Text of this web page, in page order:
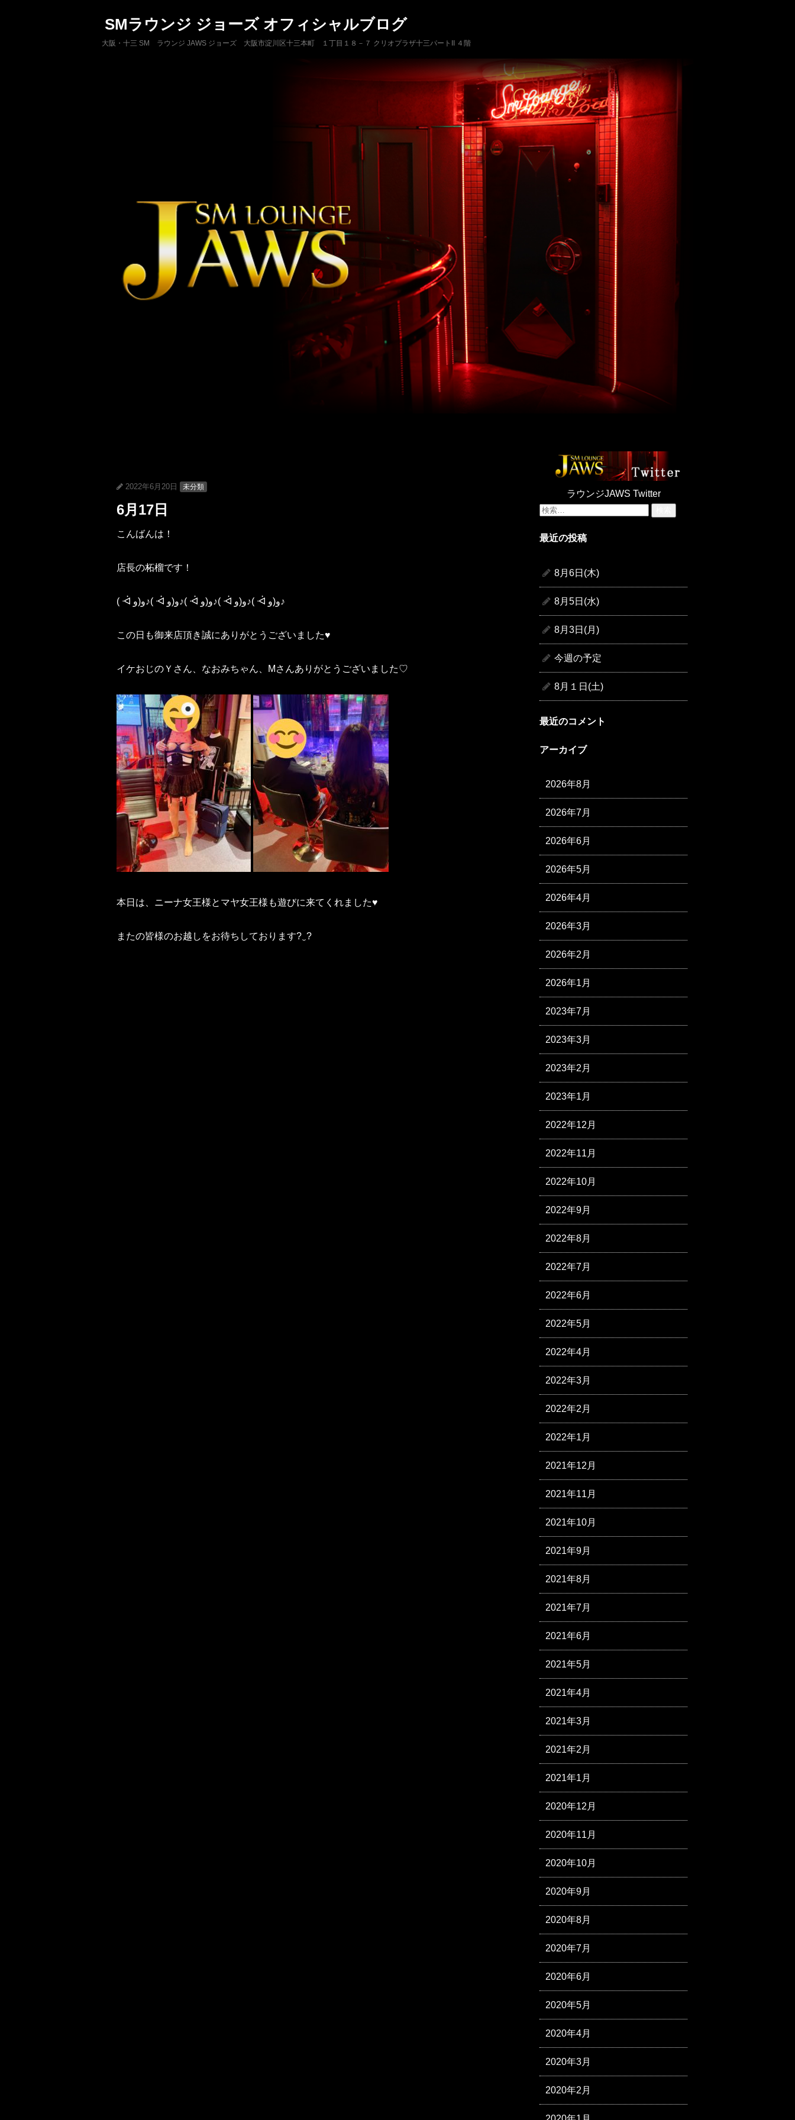
SMラウンジ ジョーズ オフィシャルブログ
大阪・十三 SM ラウンジ JAWS ジョーズ 大阪市淀川区十三本町 １丁目１８－７ クリオプラザ十三パートII ４階
2022年6月20日 未分類
6月17日
こんばんは！
店長の柘榴です！
( ᐙ و(و♪( ᐙ و(و♪( ᐙ و(و♪( ᐙ و(و♪( ᐙ و(و♪
この日も御来店頂き誠にありがとうございました♥
イケおじのＹさん、なおみちゃん、Mさんありがとうございました♡
本日は、ニーナ女王様とマヤ女王様も遊びに来てくれました♥
またの皆様のお越しをお待ちしております?‿?
ラウンジJAWS Twitter
検
最近の投稿
8月6日(木)
8月5日(水)
8月3日(月)
今週の予定
8月１日(土)
最近のコメント
アーカイブ
2026年8月
2026年7月
2026年6月
2026年5月
2026年4月
2026年3月
2026年2月
2026年1月
2023年7月
2023年3月
2023年2月
2023年1月
2022年12月
2022年11月
2022年10月
2022年9月
2022年8月
2022年7月
2022年6月
2022年5月
2022年4月
2022年3月
2022年2月
2022年1月
2021年12月
2021年11月
2021年10月
2021年9月
2021年8月
2021年7月
2021年6月
2021年5月
2021年4月
2021年3月
2021年2月
2021年1月
2020年12月
2020年11月
2020年10月
2020年9月
2020年8月
2020年7月
2020年6月
2020年5月
2020年4月
2020年3月
2020年2月